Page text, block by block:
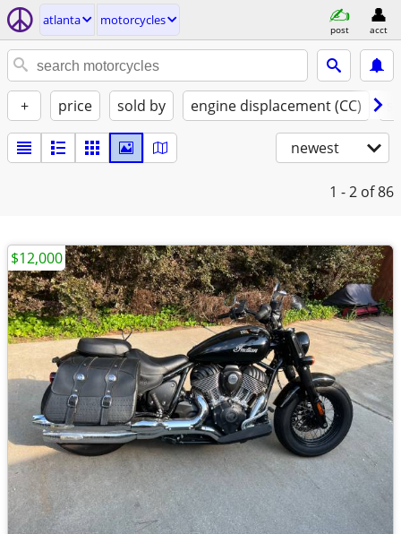
atlanta motorcycles
post acct
+ price sold by engine displacement (CC)
newest
1 - 2 of 86
$12,000